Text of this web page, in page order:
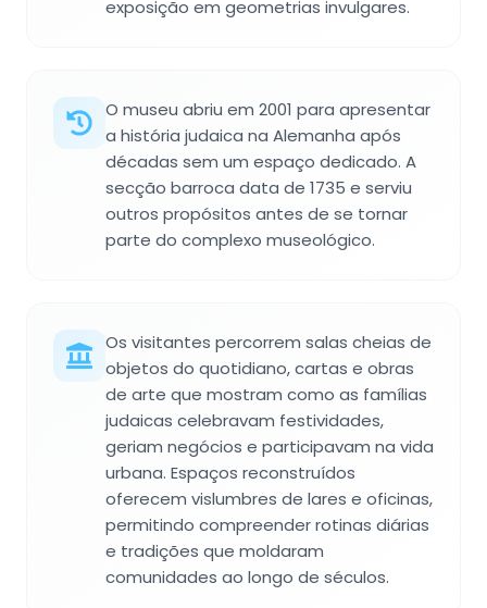
exposição em geometrias invulgares.
O museu abriu em 2001 para apresentar
a história judaica na Alemanha após
décadas sem um espaço dedicado. A
secção barroca data de 1735 e serviu
outros propósitos antes de se tornar
parte do complexo museológico.
Os visitantes percorrem salas cheias de
objetos do quotidiano, cartas e obras
de arte que mostram como as famílias
judaicas celebravam festividades,
geriam negócios e participavam na vida
urbana. Espaços reconstruídos
oferecem vislumbres de lares e oficinas,
permitindo compreender rotinas diárias
e tradições que moldaram
comunidades ao longo de séculos.